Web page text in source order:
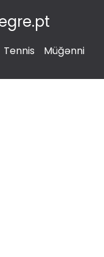
Tennis Müğənni